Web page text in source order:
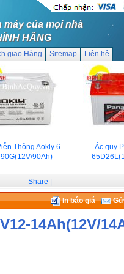
máy của mọi nhà
HÃNG
giao Hàng Sitemap Liên hệ
Thông Aokly 6-
90Ah)
Ắc quy
Share
In báo giá
14Ah(12V/